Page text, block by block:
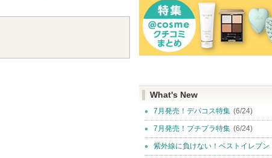
What's New
7月発売！デパコス特集 (6/24)
7月発売！プチプラ特集 (6/24)
紫外線に負けない！ベストイレブン